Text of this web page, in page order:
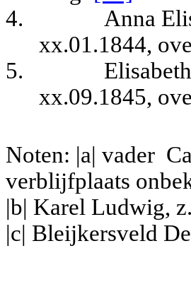
4.
Anna
xx.01.1844,
5.
xx.09.1845,
Noten: |a| vader
verblijfplaats
|b| Karel Ludwig,
|c| Bleijkersveld